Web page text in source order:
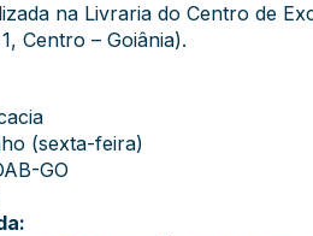
na Livraria do Centro de
Centro – Goiânia).
(sexta-feira)
GO